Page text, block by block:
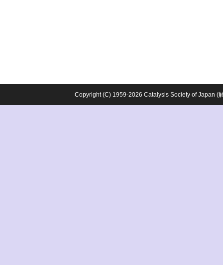
Copyright (C) 1959-2026 Catalysis Society of Japan (